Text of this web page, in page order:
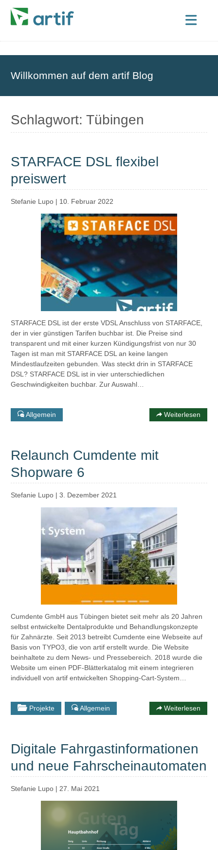
Willkommen auf dem artif Blog
Schlagwort:Tübingen
STARFACE DSL flexibel
preiswert
Stefanie Lupo | 10. Februar 2022
STARFACE DSL ist der erste VDSL Anschluss von STARFACE,
der in vier günstigen Tarifen buchbar ist. Die Preise sind
transparent und mit einer kurzen Kündigungsfrist von nur 30
Tagen ist man mit STARFACE DSL an keine langen
Mindestlaufzeiten gebunden. Was steckt drin in STARFACE
DSL? STARFACE DSL ist in vier unterschiedlichen
Geschwindigkeiten buchbar. Zur Auswahl…
Allgemein Weiterlesen
Relaunch Cumdente mit
Shopware 6
Stefanie Lupo |3. Dezember 2021
Cumdente GmbH aus Tübingen bietet seit mehr als 20 Jahren
selbst entwickelte Dentalprodukte und Behandlungskonzepte
für Zahnärzte. Seit 2013 betreibt Cumdente eine Webseite auf
Basis von TYPO3, die von artif erstellt wurde. Die Website
beinhaltete zu dem News- und Pressebereich. 2018 wurde die
Website um einen PDF-Blätterkatalog mit einem integrieren
individuell von artif entwickelten Shopping-Cart-System…
Projekte Allgemein Weiterlesen
Digitale Fahrgastinformationen
und neue Fahrscheinautomaten
Stefanie Lupo | 27. Mai 2021